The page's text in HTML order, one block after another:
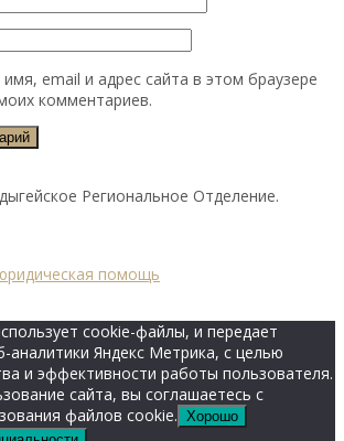
email и адрес сайта в этом браузере
комментариев.
Региональное Отделение.
помощь
cookie-файлы, и передает
аналитики Яндекс Метрика, с целью
и эффективности работы пользователя.
сайта, вы соглашаетесь с
файлов cookie. Хорошо